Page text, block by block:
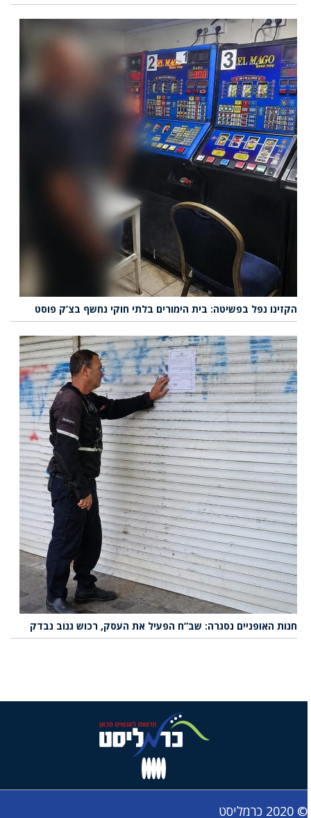
הקזינו נפל בפשיטה: בית הימורים בלתי חוקי נחשף בצ’ק פוסט
חנות האופניים נסגרה: שב”ח הפעיל את העסק, רכוש גנוב נבדק
© 2020 כרמליסט